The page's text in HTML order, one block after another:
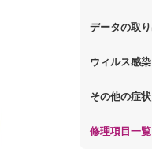
が固まる
り返す
【ノートパ
【ノートパ
題
【ノートパ
【ノートパ
【ノートパ
データの取
【ノートパ
【ノートパ
ウィルス感染
【ノートパ
【ノートパ
その他の症状
【ノートパソ
修理項目一覧